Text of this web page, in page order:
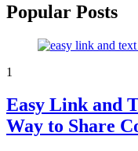
Popular Posts
1
Easy Link and
Way to Share